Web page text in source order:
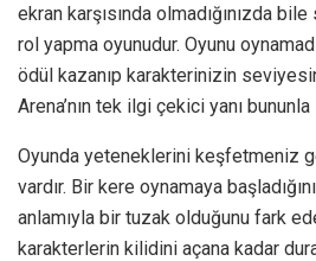
ekran karşısında olmadığınızda
rol yapma oyunudur. Oyunu
ödül kazanıp karakterinizin
Arena’nın tek ilgi çekici yanı bununla
Oyunda yeteneklerini keşfetmeniz
vardır. Bir kere oynamaya
anlamıyla bir tuzak olduğunu fark
karakterlerin kilidini açana kadar